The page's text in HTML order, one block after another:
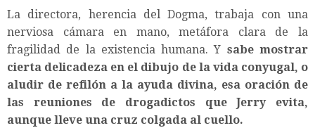
La directora, herencia del Dogma, trabaja con una
nerviosa cámara en mano, metáfora clara de la
fragilidad de la existencia humana. Y sabe mostrar
cierta delicadeza en el dibujo de la vida conyugal, o
aludir de refilón a la ayuda divina, esa oración de
las reuniones de drogadictos que Jerry evita,
aunque lleve una cruz colgada al cuello.